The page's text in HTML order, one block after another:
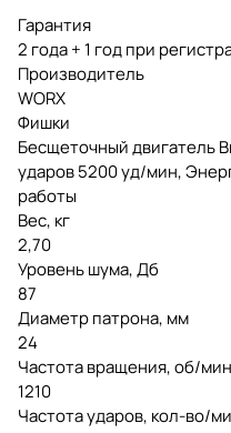
Гарантия
2 года + 1 год при
Производитель
WORX
Фишки
Бесщеточный двигатель
ударов 5200 уд/мин,
работы
Вес, кг
2,70
Уровень шума, Дб
87
Диаметр патрона, мм
24
Частота вращения, об/мин
1210
Частота ударов, кол-во/